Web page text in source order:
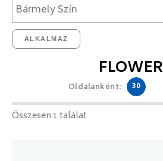
ALKALMAZ
FLOWER
Oldalanként: 30
Összesen 1 találat